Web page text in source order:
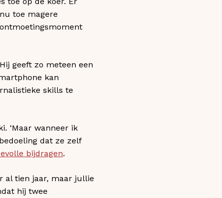
toe magere
geeft zo meteen een
kan
skills te
‘Maar wanneer ik
dat ze zelf
bijdragen.
al tien jaar, maar jullie
hij twee